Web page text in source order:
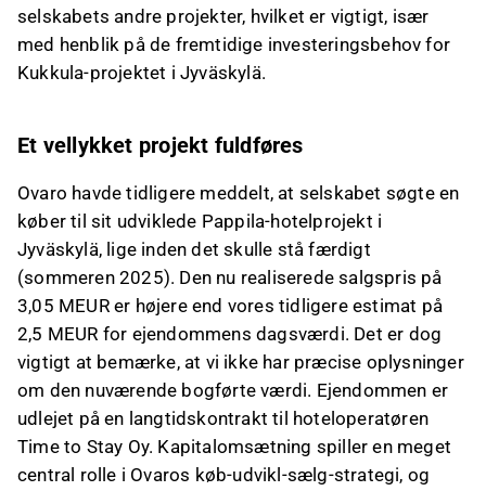
Dette indhold er genereret af AI. Du kan give feedback
om det på Inderesforum.
selskabets andre projekter, hvilket er vigtigt, især
med henblik på de fremtidige investeringsbehov for
Kukkula-projektet i Jyväskylä.
Et vellykket projekt fuldføres
Ovaro havde tidligere meddelt, at selskabet søgte en
køber til sit udviklede Pappila-hotelprojekt i
Jyväskylä, lige inden det skulle stå færdigt
(sommeren 2025). Den nu realiserede salgspris på
3,05 MEUR er højere end vores tidligere estimat på
2,5 MEUR for ejendommens dagsværdi. Det er dog
vigtigt at bemærke, at vi ikke har præcise oplysninger
om den nuværende bogførte værdi. Ejendommen er
udlejet på en langtidskontrakt til hoteloperatøren
Time to Stay Oy. Kapitalomsætning spiller en meget
central rolle i Ovaros køb-udvikl-sælg-strategi, og